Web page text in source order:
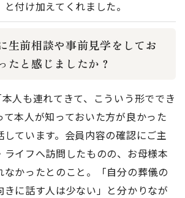
付け加えてくれました。
生前相談や事前見学をしてお
たと感じましたか？
人も連れてきて、こういう形ででき
て本人が知っておいた方が良かった
しています。会員内容の確認にご主
ライフへ訪問したものの、お母様本
なかったとのこと。「自分の葬儀の
きに話す人は少ない」と分かりなが